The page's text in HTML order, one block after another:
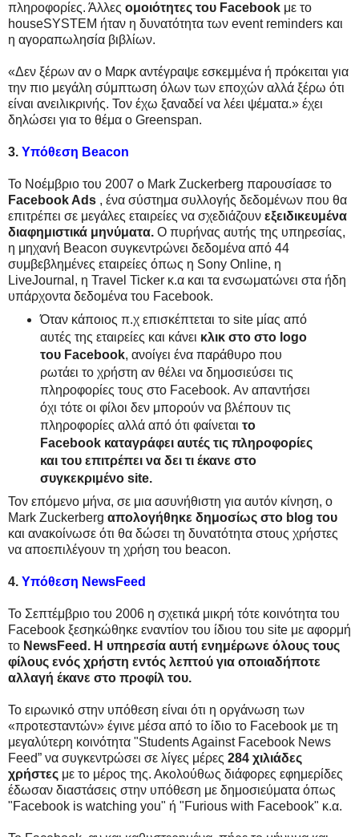
πληροφορίες. Άλλες ομοιότητες του Facebook με το
houseSYSTEM ήταν η δυνατότητα των event reminders και
η αγοραπωλησία βιβλίων.
«Δεν ξέρων αν ο Μαρκ αντέγραψε εσκεμμένα ή πρόκειται για
την πιο μεγάλη σύμπτωση όλων των εποχών αλλά ξέρω ότι
είναι ανειλικρινής. Τον έχω ξαναδεί να λέει ψέματα.» έχει
δηλώσει για το θέμα ο Greenspan.
3. Υπόθεση Beacon
Το Νοέμβριο του 2007 ο Mark Zuckerberg παρουσίασε το
Facebook Ads , ένα σύστημα συλλογής δεδομένων που θα
επιτρέπει σε μεγάλες εταιρείες να σχεδιάζουν εξειδικευμένα
διαφημιστικά μηνύματα. Ο πυρήνας αυτής της υπηρεσίας,
η μηχανή Beacon συγκεντρώνει δεδομένα από 44
συμβεβλημένες εταιρείες όπως η Sony Online, η
LiveJournal, η Travel Ticker κ.α και τα ενσωματώνει στα ήδη
υπάρχοντα δεδομένα του Facebook.
Όταν κάποιος π.χ επισκέπτεται το site μίας από
αυτές της εταιρείες και κάνει κλικ στο στο logo
του Facebook, ανοίγει ένα παράθυρο που
ρωτάει το χρήστη αν θέλει να δημοσιεύσει τις
πληροφορίες τους στο Facebook. Αν απαντήσει
όχι τότε οι φίλοι δεν μπορούν να βλέπουν τις
πληροφορίες αλλά από ότι φαίνεται το
Facebook καταγράφει αυτές τις πληροφορίες
και του επιτρέπει να δει τι έκανε στο
συγκεκριμένο site.
Τον επόμενο μήνα, σε μια ασυνήθιστη για αυτόν κίνηση, ο
Mark Zuckerberg απολογήθηκε δημοσίως στο blog του
και ανακοίνωσε ότι θα δώσει τη δυνατότητα στους χρήστες
να αποεπιλέγουν τη χρήση του beacon.
4. Υπόθεση NewsFeed
Το Σεπτέμβριο του 2006 η σχετικά μικρή τότε κοινότητα του
Facebook ξεσηκώθηκε εναντίον του ίδιου του site με αφορμή
το NewsFeed. Η υπηρεσία αυτή ενημέρωνε όλους τους
φίλους ενός χρήστη εντός λεπτού για οποιαδήποτε
αλλαγή έκανε στο προφίλ του.
Το ειρωνικό στην υπόθεση είναι ότι η οργάνωση των
«προτεσταντών» έγινε μέσα από το ίδιο το Facebook με τη
μεγαλύτερη κοινότητα "Students Against Facebook News
Feed” να συγκεντρώσει σε λίγες μέρες 284 χιλιάδες
χρήστες με το μέρος της. Ακολούθως διάφορες εφημερίδες
έδωσαν διαστάσεις στην υπόθεση με δημοσιεύματα όπως
"Facebook is watching you" ή "Furious with Facebook" κ.α.